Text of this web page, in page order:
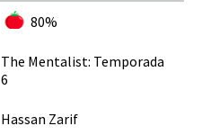
80%
The Mentalist: Temporada
6
Hassan Zarif